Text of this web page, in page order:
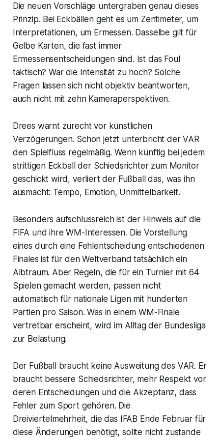
Die neuen Vorschläge untergraben genau dieses
Prinzip. Bei Eckbällen geht es um Zentimeter, um
Interpretationen, um Ermessen. Dasselbe gilt für
Gelbe Karten, die fast immer
Ermessensentscheidungen sind. Ist das Foul
taktisch? War die Intensität zu hoch? Solche
Fragen lassen sich nicht objektiv beantworten,
auch nicht mit zehn Kameraperspektiven.
Drees warnt zurecht vor künstlichen
Verzögerungen. Schon jetzt unterbricht der VAR
den Spielfluss regelmäßig. Wenn künftig bei jedem
strittigen Eckball der Schiedsrichter zum Monitor
geschickt wird, verliert der Fußball das, was ihn
ausmacht: Tempo, Emotion, Unmittelbarkeit.
Besonders aufschlussreich ist der Hinweis auf die
FIFA und ihre WM-Interessen. Die Vorstellung
eines durch eine Fehlentscheidung entschiedenen
Finales ist für den Weltverband tatsächlich ein
Albtraum. Aber Regeln, die für ein Turnier mit 64
Spielen gemacht werden, passen nicht
automatisch für nationale Ligen mit hunderten
Partien pro Saison. Was in einem WM-Finale
vertretbar erscheint, wird im Alltag der Bundesliga
zur Belastung.
Der Fußball braucht keine Ausweitung des VAR. Er
braucht bessere Schiedsrichter, mehr Respekt vor
deren Entscheidungen und die Akzeptanz, dass
Fehler zum Sport gehören. Die
Dreiviertelmehrheit, die das IFAB Ende Februar für
diese Änderungen benötigt, sollte nicht zustande